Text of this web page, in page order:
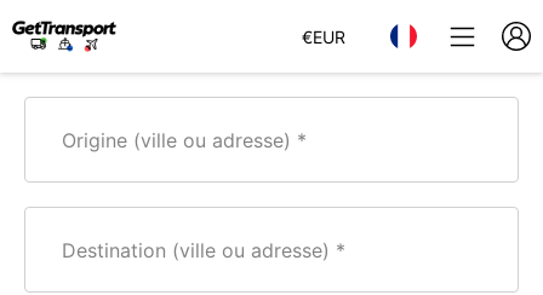
€EUR
Origine (ville ou adresse)
Destination (ville ou adresse)